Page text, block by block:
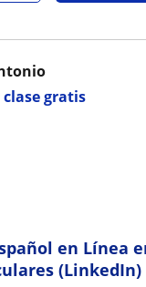
clase gratis
en Línea
(LinkedIn)